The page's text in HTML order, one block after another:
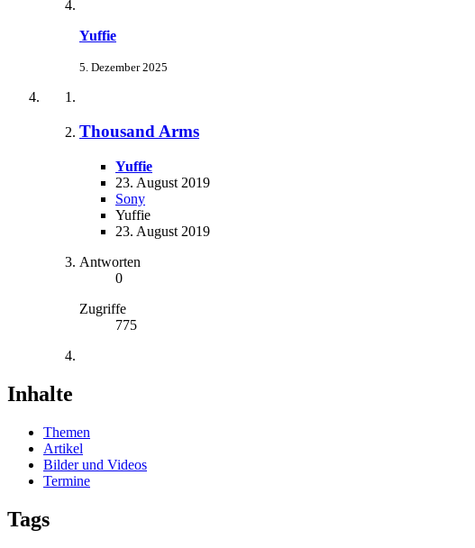
Yuffie
5. Dezember 2025
Thousand Arms
Yuffie
23. August 2019
Sony
Yuffie
23. August 2019
Antworten
0
Zugriffe
775
Inhalte
Themen
Artikel
Bilder und Videos
Termine
Tags